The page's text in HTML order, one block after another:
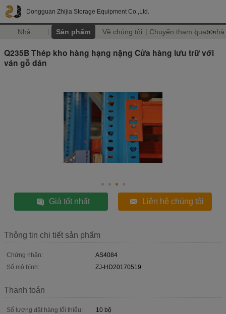
Dongguan Zhijia Storage Equipment Co.,Ltd.
Nhà Sản phẩm Về chúng tôi Chuyến tham quan nhà
>>
Q235B Thép kho hàng hạng nặng Cửa hàng lưu trữ với
ván gỗ dán
Giá tốt nhất Liên hệ chúng tôi
Thông tin chi tiết sản phẩm
Chứng nhận:
AS4084
Số mô hình:
ZJ-HD20170519
Thanh toán
Số lượng đặt hàng tối thiểu:
10 bộ